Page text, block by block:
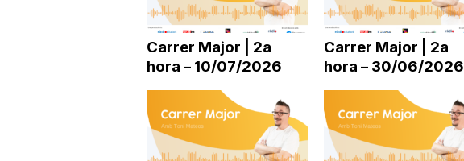
a
r
Carrer Major | 2a
hora – 10/07/2026
Carrer Major | 2a
hora – 30/06/2026